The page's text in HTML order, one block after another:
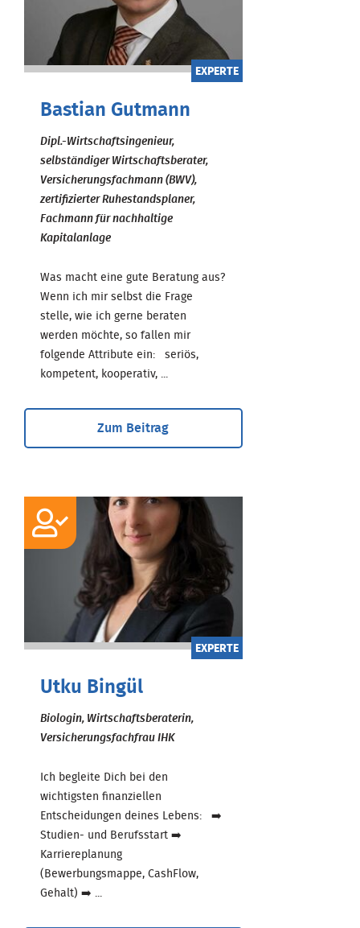
EXPERTE
Bastian Gutmann
Dipl.-Wirtschaftsingenieur,
selbständiger Wirtschaftsberater,
Versicherungsfachmann (BWV),
zertifizierter Ruhestandsplaner,
Fachmann für nachhaltige
Kapitalanlage
Was macht eine gute Beratung aus?
Wenn ich mir selbst die Frage
stelle, wie ich gerne beraten
werden möchte, so fallen mir
folgende Attribute ein: seriös,
kompetent, kooperativ, ...
Zum Beitrag
EXPERTE
Utku Bingül
Biologin, Wirtschaftsberaterin,
Versicherungsfachfrau IHK
Ich begleite Dich bei den
wichtigsten finanziellen
Entscheidungen deines Lebens: ➡️
Studien- und Berufsstart ➡️
Karriereplanung
(Bewerbungsmappe, CashFlow,
Gehalt) ➡️ ...